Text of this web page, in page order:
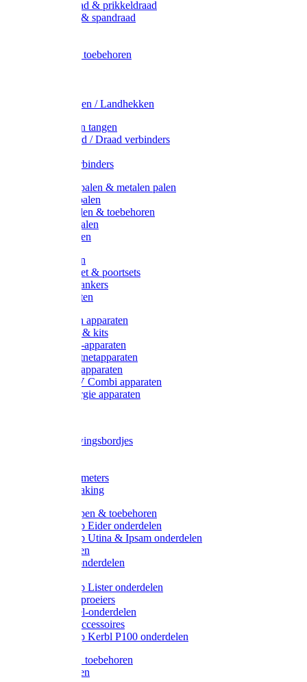
Metaal draad & prikkeldraad
Binddraad & spandraad
Afrasternet toebehoren
Weidehekken / Landhekken
Spanners en tangen
Lint / Koord / Draad verbinders
Litzclip verbinders
Recycling palen & metalen palen
Kunststof palen
T-Post t-palen & toebehoren
Glasfiber palen
Houten palen
Poortgrepen
Doorgangset & poortsets
Poortgreepankers
Weidepoorten
Onderdelen apparaten
Starter sets & kits
9V Batterij-apparaten
230V Lichtnetapparaten
12V Accu-apparaten
230V / 12V Combi apparaten
Zonne-energie apparaten
Waarschuwingsbordjes
Wegers en meters
Video bewaking
Weidepompen & toebehoren
Weidepomp Eider onderdelen
Weidepomp Utina & Ipsam onderdelen
Drinkbakken
Drinkbak onderdelen
Weidepomp Lister onderdelen
Nippels / Sproeiers
Drinknippel-onderdelen
Drinkbak accessoires
Weidepomp Kerbl P100 onderdelen
Oormerken toebehoren
Enkelbanden